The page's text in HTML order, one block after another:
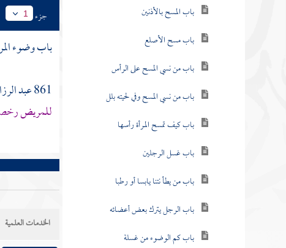
باب المسح بالأذنين
باب مسح الأصلع
باب من نسي المسح على الرأس
باب من نسي المسح وفي لحيته بلل
باب كيف تمسح المرأة رأسها
باب غسل الرجلين
باب من يطأ نتنا يابسا أو رطبا
باب الرجل يترك بعض أعضائه
باب كم الوضوء من غسلة
جزء 1
باب وضوء
861عبد
للمريض
الخدمات العلمية